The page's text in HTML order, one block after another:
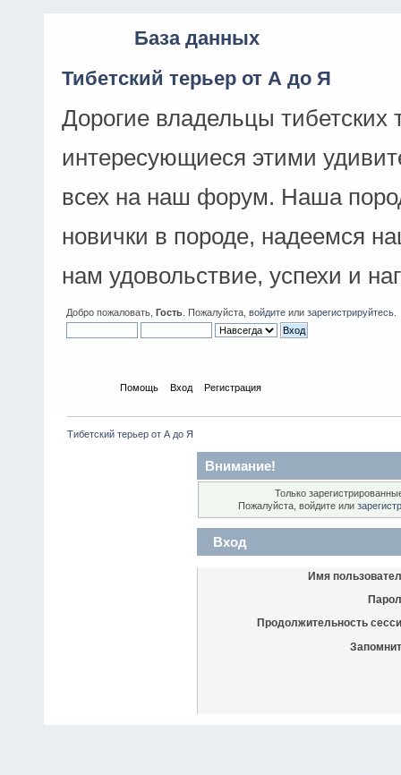
База данных
Тибетский терьер от А до Я
Дорогие владельцы
интересующиеся этими
всех на наш форум. Наша
новички в породе, надеемся
нам удовольствие, успехи и
Добро пожаловать, Гость . Пожалуйста, войдите или зарегистрируйтесь
Помощь Вход Регистрация
Тибетский терьер от А до Я
Внимание!
Только
Пожалуйста, войдите или
Вход
Имя
Продолжительность